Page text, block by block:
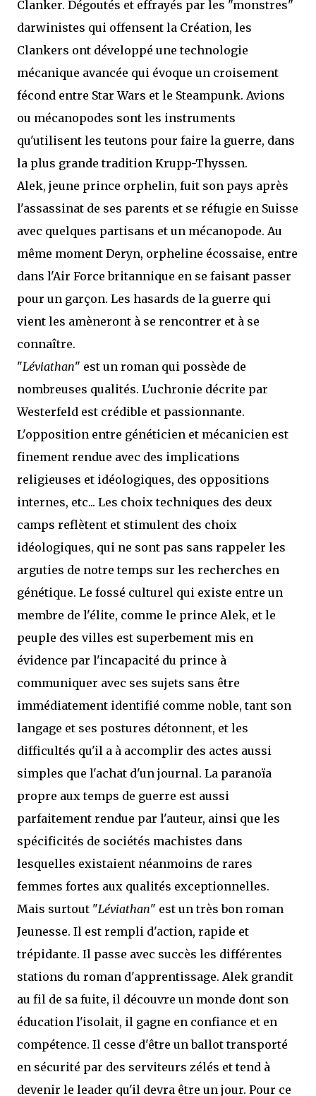
Clanker. Dégoutés et effrayés par les "monstres"
darwinistes qui offensent la Création, les
Clankers ont développé une technologie
mécanique avancée qui évoque un croisement
fécond entre Star Wars et le Steampunk. Avions
ou mécanopodes sont les instruments
qu'utilisent les teutons pour faire la guerre, dans
la plus grande tradition Krupp-Thyssen.
Alek, jeune prince orphelin, fuit son pays après
l'assassinat de ses parents et se réfugie en Suisse
avec quelques partisans et un mécanopode. Au
même moment Deryn, orpheline écossaise, entre
dans l'Air Force britannique en se faisant passer
pour un garçon. Les hasards de la guerre qui
vient les amèneront à se rencontrer et à se
connaître.
"Léviathan" est un roman qui possède de
nombreuses qualités. L'uchronie décrite par
Westerfeld est crédible et passionnante.
L'opposition entre généticien et mécanicien est
finement rendue avec des implications
religieuses et idéologiques, des oppositions
internes, etc... Les choix techniques des deux
camps reflètent et stimulent des choix
idéologiques, qui ne sont pas sans rappeler les
arguties de notre temps sur les recherches en
génétique. Le fossé culturel qui existe entre un
membre de l'élite, comme le prince Alek, et le
peuple des villes est superbement mis en
évidence par l'incapacité du prince à
communiquer avec ses sujets sans être
immédiatement identifié comme noble, tant son
langage et ses postures détonnent, et les
difficultés qu'il a à accomplir des actes aussi
simples que l'achat d'un journal. La paranoïa
propre aux temps de guerre est aussi
parfaitement rendue par l'auteur, ainsi que les
spécificités de sociétés machistes dans
lesquelles existaient néanmoins de rares
femmes fortes aux qualités exceptionnelles.
Mais surtout "Léviathan" est un très bon roman
Jeunesse. Il est rempli d'action, rapide et
trépidante. Il passe avec succès les différentes
stations du roman d'apprentissage. Alek grandit
au fil de sa fuite, il découvre un monde dont son
éducation l'isolait, il gagne en confiance et en
compétence. Il cesse d'être un ballot transporté
en sécurité par des serviteurs zélés et tend à
devenir le leader qu'il devra être un jour. Pour ce